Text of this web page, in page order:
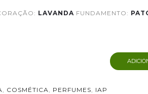
LAVANDA FUNDAMENTO:
, COSMÉTICA, PERFUMES, IAP